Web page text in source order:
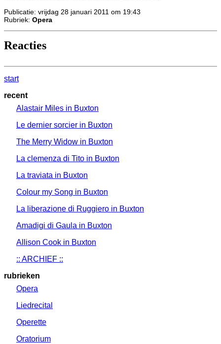
Publicatie: vrijdag 28 januari 2011 om 19:43
Rubriek: Opera
Reacties
start
recent
Alastair Miles in Buxton
Le dernier sorcier in Buxton
The Merry Widow in Buxton
La clemenza di Tito in Buxton
La traviata in Buxton
Colour my Song in Buxton
La liberazione di Ruggiero in Buxton
Amadigi di Gaula in Buxton
Allison Cook in Buxton
:: ARCHIEF ::
rubrieken
Opera
Liedrecital
Operette
Oratorium